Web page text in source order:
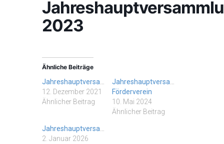
2023
Ähnliche Beiträge
Jahreshauptversammlung
12. Dezember 2021
Ähnlicher Beitrag
Jahreshauptversammlung
Förderverein
10. Mai 2024
Ähnlicher Beitrag
Jahreshauptversammlung
2. Januar 2026